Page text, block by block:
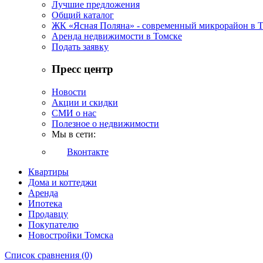
Лучшие предложения
Общий каталог
ЖК «Ясная Поляна» - современный микрорайон в
Аренда недвижимости в Томске
Подать заявку
Пресс центр
Новости
Акции и скидки
СМИ о нас
Полезное о недвижимости
Мы в сети:
Вконтакте
Квартиры
Дома и коттеджи
Аренда
Ипотека
Продавцу
Покупателю
Новостройки Томска
Список сравнения (0)